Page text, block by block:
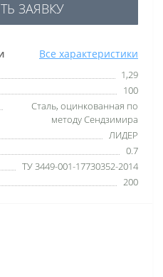
Все характеристики
1,29
100
Сталь, оцинкованная по
методу Сендзимира
ЛИДЕР
0.7
ТУ 3449-001-17730352-2014
200
ЗАЯВКУ